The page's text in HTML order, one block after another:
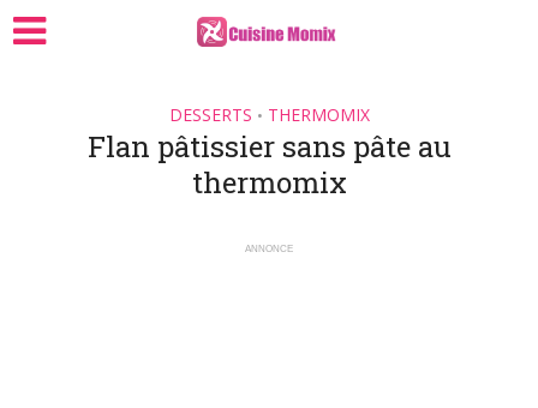
DESSERTS • THERMOMIX
Flan pâtissier sans pâte au
thermomix
ANNONCE